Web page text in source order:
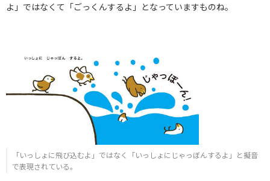
よ」ではなくて「ごっくんするよ」となっていますものね。
「いっしょに飛び込むよ」ではなく「いっしょにじゃっぼんするよ」と擬音
で表現されている。